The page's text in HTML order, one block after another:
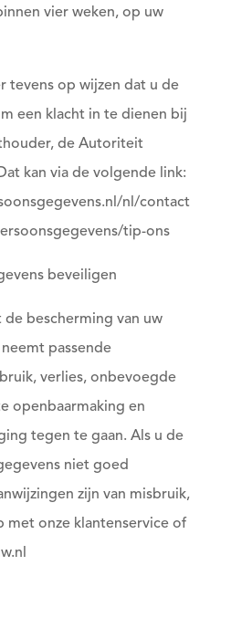
vier weken, op uw
tevens op wijzen dat u de
een klacht in te dienen bij
de Autoriteit
kan via de volgende link:
nl/contact
tip-ons
beveiligen
de bescherming van uw
passende
verlies, onbevoegde
openbaarmaking en
tegen te gaan. Als u de
niet goed
zijn van misbruik,
met onze klantenservice of